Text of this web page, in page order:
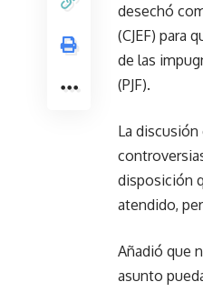
desechó
(CJEF) para
de las
(PJF).
La
disposición
atendido,
Añadió que
asunto